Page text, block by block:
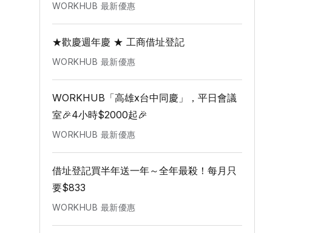
WORKHUB 最新優惠
★歡慶週年慶 ★ 工商借址登記
WORKHUB 最新優惠
WORKHUB「高雄x台中同慶」，平日會議
室🎉4小時$2000起🎉
WORKHUB 最新優惠
借址登記買半年送一年～全年最殺！每月只
要$833
WORKHUB 最新優惠